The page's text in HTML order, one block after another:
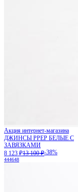
Акция интернет-магазина
ДЖИНСЫ PPEP БЕЛЫЕ С
ЗАВЯЗКАМИ
8 123 ₽13 100 ₽-38%
444648